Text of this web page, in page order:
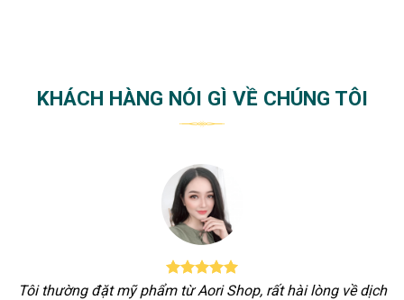
KHÁCH HÀNG NÓI GÌ VỀ CHÚNG TÔI
Tôi thường đặt mỹ phẩm từ Aori Shop, rất hài lòng về dịch